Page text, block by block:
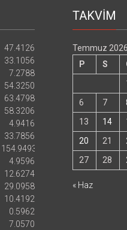
47.4126
33.1056
7.2788
54.3250
63.4798
58.3206
4.9416
33.7856
154.9493
4.9596
12.6274
29.0958
10.4192
0.5962
7.0570
TAKVİM
Temmuz 2026
P
S
6
7
13
14
20
21
27
28
« Haz